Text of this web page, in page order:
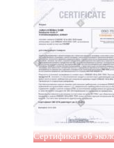
Сертификат об